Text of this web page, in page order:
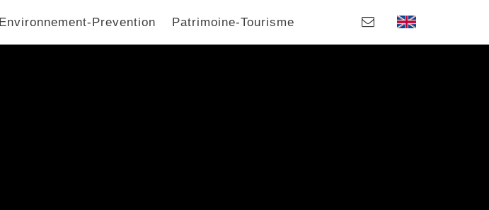
Environnement-Prevention Patrimoine-Tourisme